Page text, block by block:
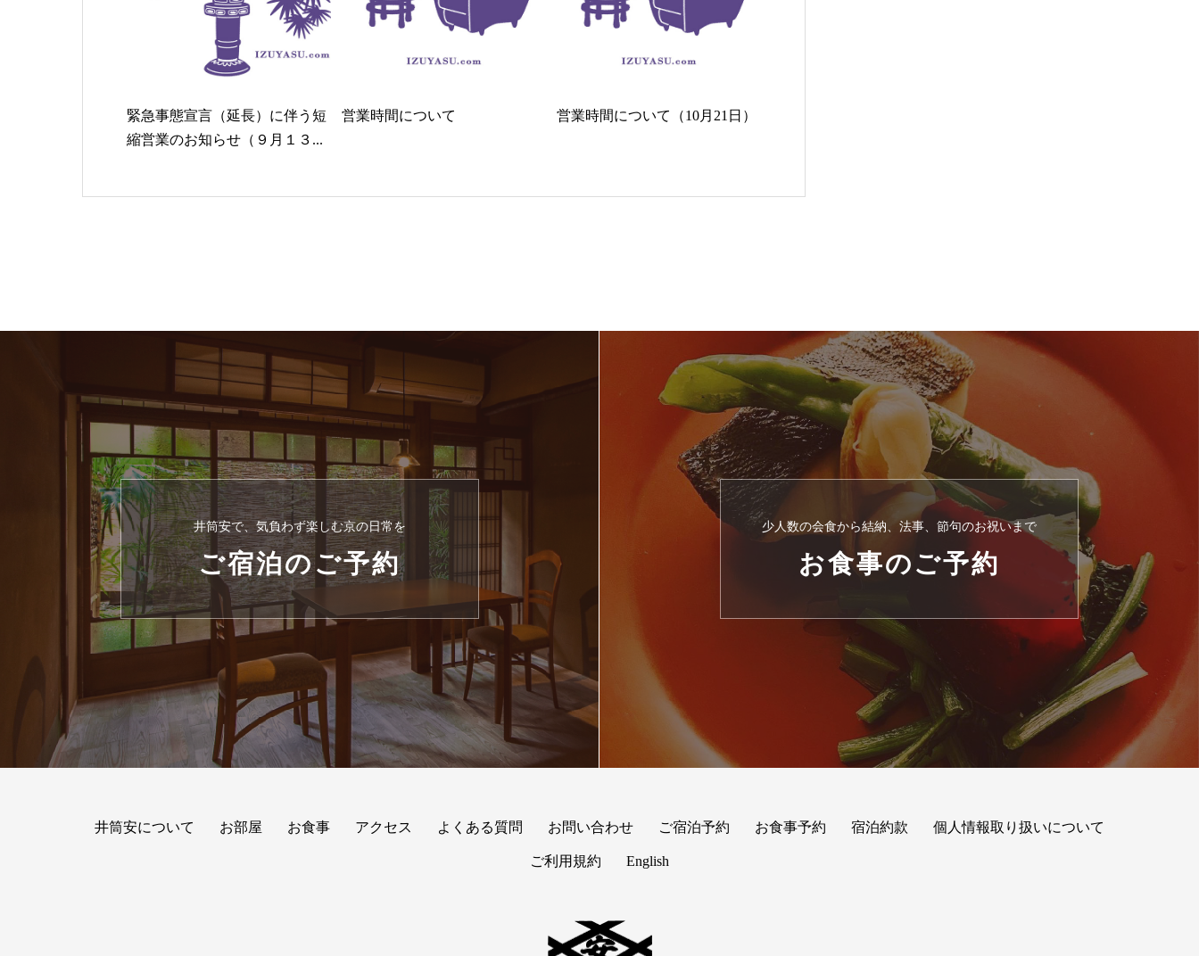
緊急事態宣言（延長）に伴う短
縮営業のお知らせ（９月１３...
営業時間について 営業時間について（10月21日）
井筒安で、気負わず楽しむ京の日常を
ご宿泊のご予約
少人数の会食から結納、法事、節句のお祝いまで
お食事のご予約
井筒安について お部屋 お食事 アクセス よくある質問 お問い合わせ ご宿泊予約 お食事予約 宿泊約款 個人情報取り扱いについて
ご利用規約 English